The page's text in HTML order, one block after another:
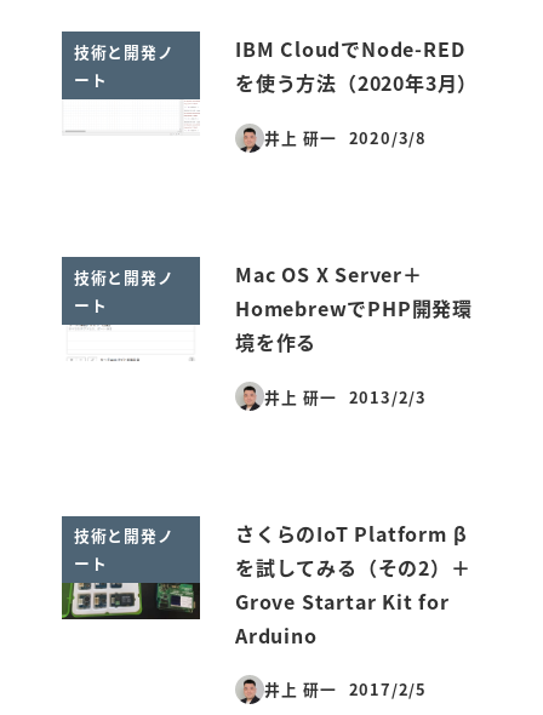
技術と開発ノ
ート
IBM CloudでNode-RED
を使う方法（2020年3月）
井上 研一
投稿日
2020/3/8
技術と開発ノ
ート
Mac OS X Server＋
HomebrewでPHP開発環
境を作る
井上 研一
投稿日
2013/2/3
技術と開発ノ
ート
さくらのIoT Platform β
を試してみる（その2）＋
Grove Startar Kit for
Arduino
井上 研一
投稿日
2017/2/5